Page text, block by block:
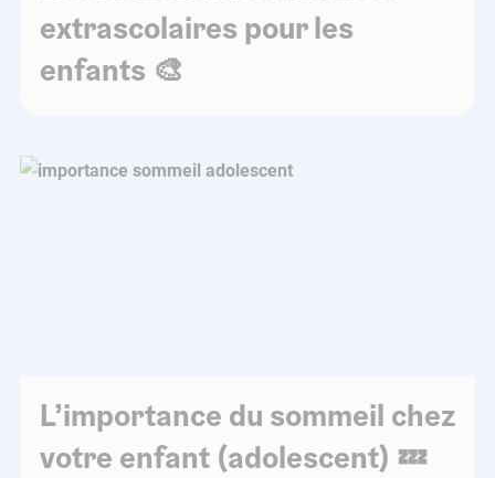
extrascolaires pour les
enfants 🎨
L’importance du sommeil chez
votre enfant (adolescent) 💤